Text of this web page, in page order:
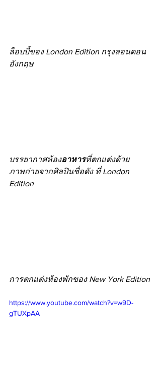
ล็อบบี้ของ London Edition กรุงลอนดอน
อังกฤษ
บรรยากาศห้องอาหารที่ตกแต่งด้วย
ภาพถ่ายจากศิลปินชื่อดัง ที่ London
Edition
การตกแต่งห้องพักของ New York Edition
https://www.youtube.com/watch?v=w9D-
gTUXpAA